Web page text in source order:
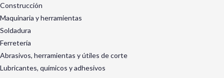
Construcción
Maquinaria y herramientas
Soldadura
Ferretería
Abrasivos, herramientas y útiles de corte
Lubricantes, químicos y adhesivos